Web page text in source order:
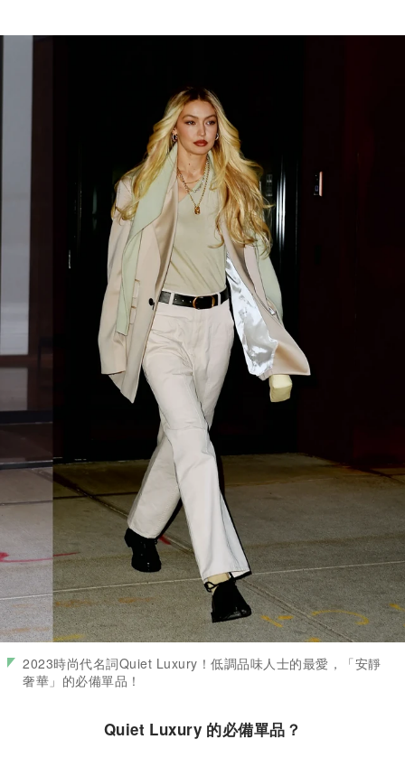
2023時尚代名詞Quiet Luxury！低調品味人士的最愛，「安靜
奢華」的必備單品！
Quiet Luxury 的必備單品？